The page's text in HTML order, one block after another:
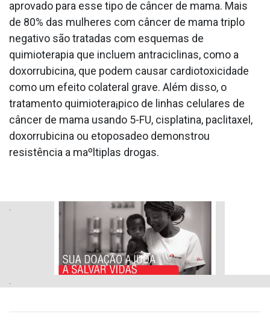
aprovado para esse tipo de câncer de mama. Mais
de 80% das mulheres com câncer de mama triplo
negativo são tratadas com esquemas de
quimioterapia que incluem antraciclinas, como a
doxorrubicina, que podem causar cardiotoxicidade
como um efeito colateral grave. Além disso, o
tratamento quimiotera¡pico de linhas celulares de
câncer de mama usando 5-FU, cisplatina, paclitaxel,
doxorrubicina ou etoposa­deo demonstrou
resistência a maºltiplas drogas.
.